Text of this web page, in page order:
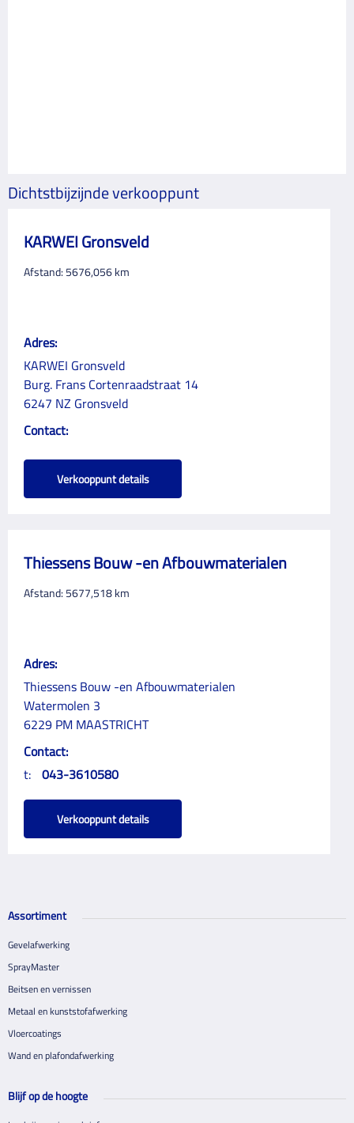
Dichtstbijzijnde verkooppunt
KARWEI Gronsveld
Afstand: 5676,056km
Adres:
KARWEI Gronsveld
Burg. Frans Cortenraadstraat 14
6247 NZ Gronsveld
Contact:
Verkooppunt details
Thiessens Bouw -en Afbouwmaterialen
Afstand: 5677,518km
Adres:
Thiessens Bouw -en Afbouwmaterialen
Watermolen 3
6229 PM MAASTRICHT
Contact:
t: 043-3610580
Verkooppunt details
Assortiment
Gevelafwerking
SprayMaster
Beitsen en vernissen
Metaal en kunststofafwerking
Vloercoatings
Wand en plafondafwerking
Blijf op de hoogte